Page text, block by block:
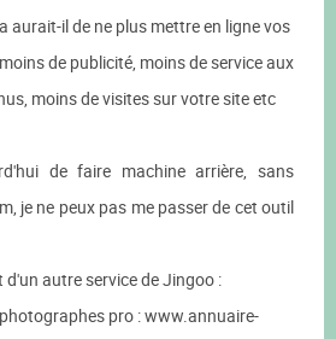
aurait-il de ne plus mettre en ligne vos
de publicité, moins de service aux
moins de visites sur votre site etc
de faire machine arrière, sans
je ne peux pas me passer de cet outil
autre service de Jingoo :
pro : www.annuaire-